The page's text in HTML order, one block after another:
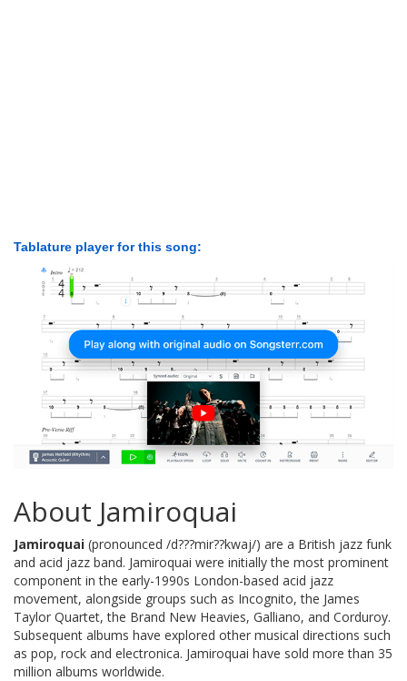
Tablature player for this song:
About Jamiroquai
Jamiroquai (pronounced /d???mir??kwaj/) are a British jazz funk
and acid jazz band. Jamiroquai were initially the most prominent
component in the early-1990s London-based acid jazz
movement, alongside groups such as Incognito, the James
Taylor Quartet, the Brand New Heavies, Galliano, and Corduroy.
Subsequent albums have explored other musical directions such
as pop, rock and electronica. Jamiroquai have sold more than 35
million albums worldwide.